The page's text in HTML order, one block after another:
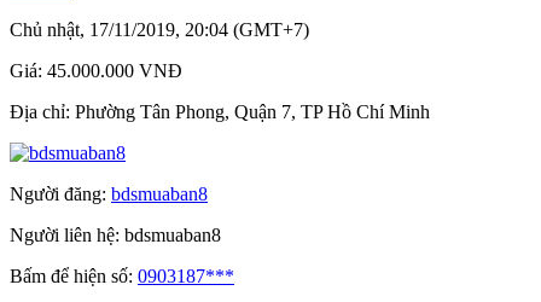
Chủ nhật, 17/11/2019, 20:04 (GMT+7)
Giá: 45.000.000 VNĐ
Địa chỉ: Phường Tân Phong, Quận 7, TP Hồ Chí Minh
Người đăng: bdsmuaban8
Người liên hệ: bdsmuaban8
Bấm để hiện số: 0903187***